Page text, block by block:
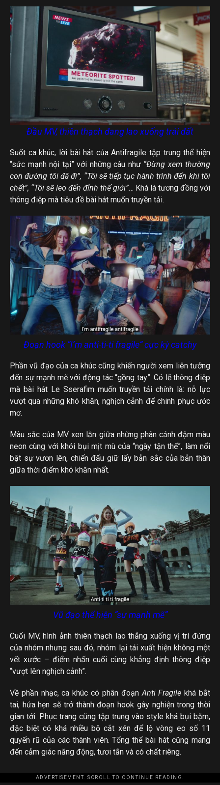
Đầu MV, thiên thạch đang lao xuống trái đất
Suốt ca khúc, lời bài hát của Antifragile tập trung thể hiện
“sức mạnh nội tại” với những câu như “Đừng xem thường
con đường tôi đã đi”, “Tôi sẽ tiếp tục hành trình đến khi tôi
chết”, “Tôi sẽ leo đến đỉnh thế giới”... Khá là tương đồng với
thông điệp mà tiêu đề bài hát muốn truyền tải.
Đoạn hook “I’m anti-ti-ti fragile” cực kỳ catchy
Phần vũ đạo của ca khúc cũng khiến người xem liên tưởng
đến sự mạnh mẽ với động tác “gồng tay”. Có lẽ thông điệp
mà bài hát Le Sserafim muốn truyền tải chính là: nỗ lực
vượt qua những khó khăn, nghịch cảnh để chinh phục ước
mơ.
Màu sắc của MV xen lẫn giữa những phân cảnh đậm màu
neon cùng với khói bụi mịt mù của “ngày tận thế”, làm nổi
bật sự vươn lên, chiến đấu giữ lấy bản sắc của bản thân
giữa thời điểm khó khăn nhất.
Vũ đạo thể hiện “sự mạnh mẽ”
Cuối MV, hình ảnh thiên thạch lao thẳng xuống vị trí đứng
của nhóm nhưng sau đó, nhóm lại tái xuất hiện không một
vết xước – điểm nhấn cuối cùng khẳng định thông điệp
“vượt lên nghịch cảnh”.
Về phần nhạc, ca khúc có phân đoạnAnti Fragile khá bắt
tai, hứa hẹn sẽ trở thành đoạn hook gây nghiện trong thời
gian tới. Phục trang cũng tập trung vào style khá bụi bặm,
đặc biệt có khá nhiều bộ cắt xén để lộ vòng eo số 11
quyến rũ của các thành viên. Tổng thể bài hát cũng mang
đến cảm giác năng động, tươi tắn và có chất riêng.
ADVERTISEMENT. SCROLL TO CONTINUE READING.